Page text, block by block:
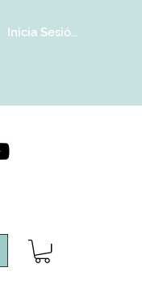
Inicia Sesión/